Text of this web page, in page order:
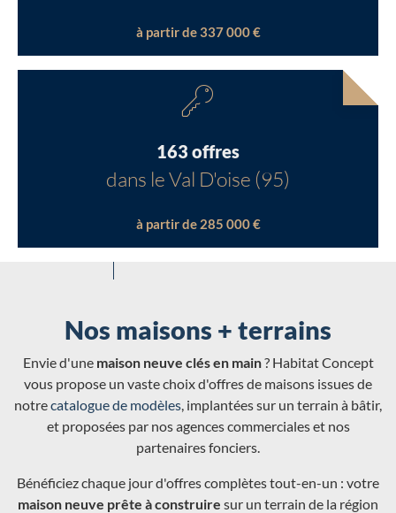
à partir de 337 000 €
163 offres
dans le Val D'oise (95)
à partir de 285 000 €
Nos maisons + terrains
Envie d'une maison neuve clés en main? Habitat Concept
vous propose un vaste choix d'offres de maisons issues de
notrecatalogue de modèles, implantées sur un terrain à bâtir,
et proposées par nos agences commerciales et nos
partenaires fonciers.
Bénéficiez chaque jour d'offres complètes tout-en-un : votre
maison neuve prête à construire sur un terrain de la région